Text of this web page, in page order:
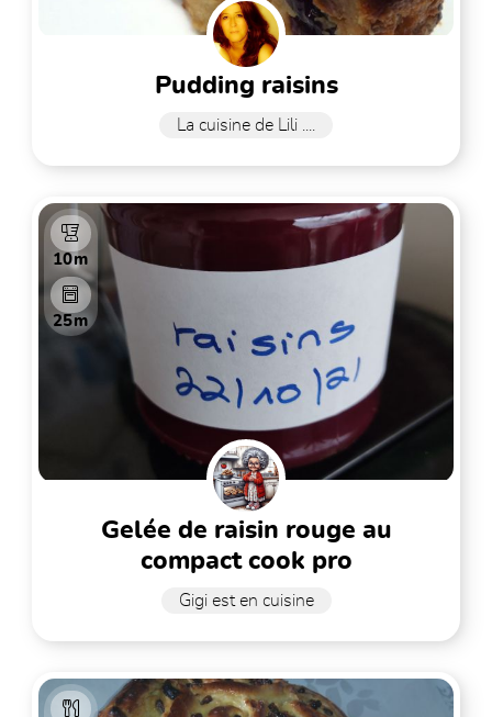
pudding raisins
La cuisine de Lili ....
10m
25m
gelée de raisin rouge au
compact cook pro
Gigi est en cuisine